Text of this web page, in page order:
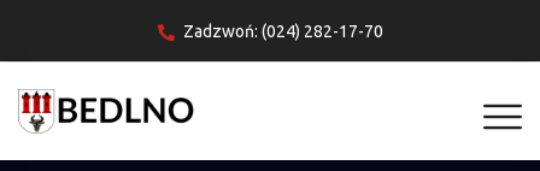
Zadzwoń: (024) 282-17-70